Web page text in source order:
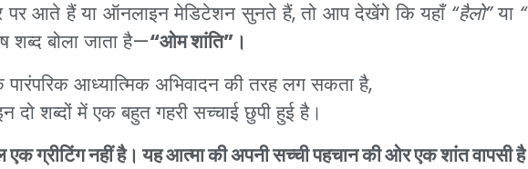
आते हैं या ऑनलाइन मेडिटेशन सुनते हैं, तो आप देखेंगे कि यहाँ “हैलो”या
शब्द बोला जाता है—“ओम शांति”।
आध्यात्मिक अभिवादन की तरह लग सकता है,
दो शब्दों में एक बहुत गहरी सच्चाई छुपी हुई है।
ग्रीटिंग नहीं है। यह आत्मा की अपनी सच्ची पहचान की ओर एक शांत वापसी